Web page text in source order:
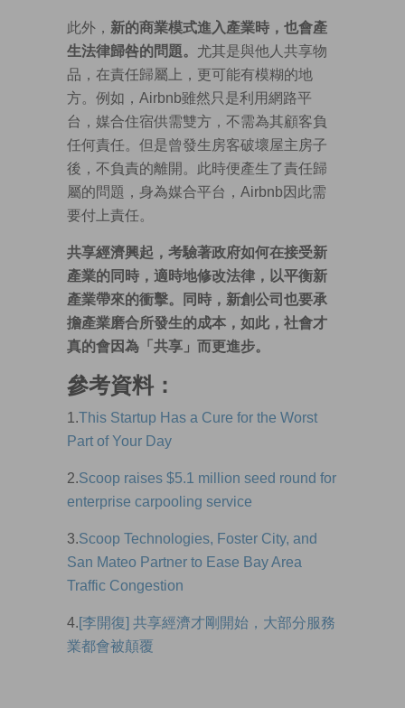
此外， 新的商業模式進入產業時，也會產
生法律歸咎的問題。 尤其是與他人共享物
品，在責任歸屬上，更可能有模糊的地
方。例如，Airbnb雖然只是利用網路平
台，媒合住宿供需雙方，不需為其顧客負
任何責任。但是曾發生房客破壞屋主房子
後，不負責的離開。此時便產生了責任歸
屬的問題，身為媒合平台，Airbnb因此需
要付上責任。
共享經濟興起，考驗著政府如何在接受新
產業的同時，適時地修改法律，以平衡新
產業帶來的衝擊。同時，新創公司也要承
擔產業磨合所發生的成本，如此，社會才
真的會因為「共享」而更進步。
參考資料：
1.This Startup Has a Cure for the Worst
Part of Your Day
2.Scoop raises $5.1 million seed round for
enterprise carpooling service
3.Scoop Technologies, Foster City, and
San Mateo Partner to Ease Bay Area
Traffic Congestion
4.[李開復] 共享經濟才剛開始，大部分服務
業都會被顛覆